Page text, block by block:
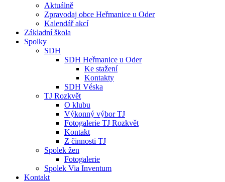
Aktuálně
Zpravodaj obce Heřmanice u Oder
Kalendář akcí
Základní škola
Spolky
SDH
SDH Heřmanice u Oder
Ke stažení
Kontakty
SDH Véska
TJ Rozkvět
O klubu
Výkonný výbor TJ
Fotogalerie TJ Rozkvět
Kontakt
Z činnosti TJ
Spolek žen
Fotogalerie
Spolek Via Inventum
Kontakt